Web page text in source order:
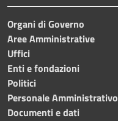
Organi di Governo
Aree Amministrative
Uffici
Enti e fondazioni
Politici
Personale Amministrativo
Documenti e dati